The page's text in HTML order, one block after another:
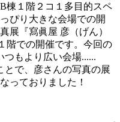
棟１階２コ１多目的スペ
ぴり大きな会場での開
展『寫眞屋 彦（げん）
階での開催です。今回の
つもより広い会場......
とで、彦さんの写真の展
っておりました！